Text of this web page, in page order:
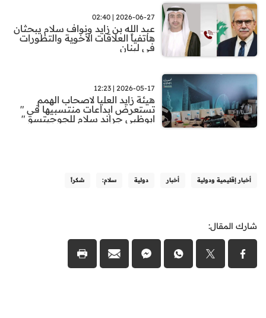
2026-06-27 | 02:40
عبد الله بن زايد ونواف سلام يبحثان
هاتفياً العلاقات الأخوية والتطورات
في لبنان
2026-05-17 | 12:23
هيئة زايد العليا لاصحاب الهمم
تستعرض ابداعات منتسبيها في "
ابوظبي جراند سلام للجوجيتسو "
أخبار إقليمية ودولية أخبار دولية سلام: شكراً
شارك المقال: